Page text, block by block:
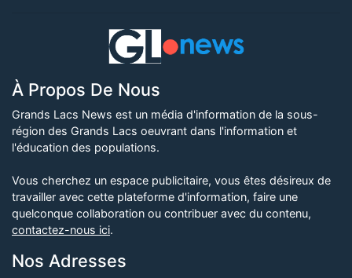
À Propos De Nous
Grands Lacs News est un média d'information de la sous-
région des Grands Lacs oeuvrant dans l'information et
l'éducation des populations.
Vous cherchez un espace publicitaire, vous êtes désireux de
travailler avec cette plateforme d'information, faire une
quelconque collaboration ou contribuer avec du contenu,
contactez-nous ici.
Nos Adresses